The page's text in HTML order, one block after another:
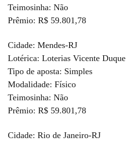
Teimosinha: Não
Prêmio: R$ 59.801,78
Cidade: Mendes-RJ
Lotérica: Loterias Vicente Duque
Tipo de aposta: Simples
Modalidade: Físico
Teimosinha: Não
Prêmio: R$ 59.801,78
Cidade: Rio de Janeiro-RJ